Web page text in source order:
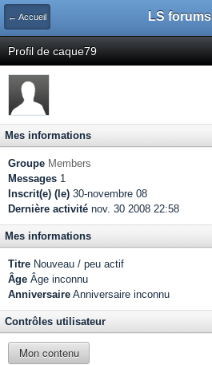
← Accueil LS forums
Profil de caque79
Mes informations
Groupe Members
Messages 1
Inscrit(e) (le) 30-novembre 08
Dernière activité nov. 30 2008 22:58
Mes informations
Titre Nouveau / peu actif
Âge Âge inconnu
Anniversaire Anniversaire inconnu
Contrôles utilisateur
Mon contenu